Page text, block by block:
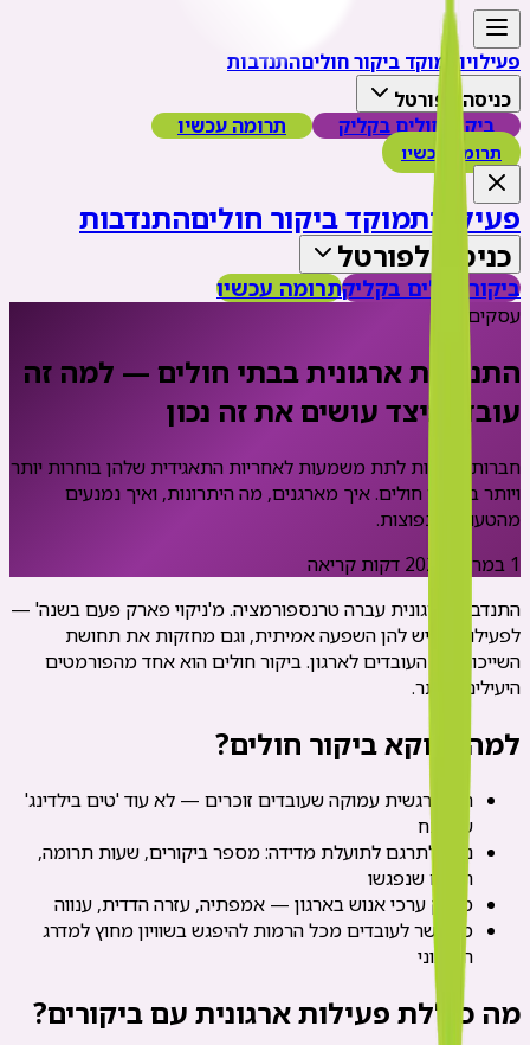
פעילויות מוקד ביקור חוליםהתנדבות
כניסה לפורטל
ביקור חולים בקליק
תרומה עכשיו
תרומה עכשיו
פעילויותמוקד ביקור חוליםהתנדבות
כניסה לפורטל
ביקור חולים בקליקתרומה עכשיו
עסקים
התנדבות ארגונית בבתי חולים — למה זה
עובד וכיצד עושים את זה נכון
חברות שרוצות לתת משמעות לאחריות התאגידית שלהן בוחרות יותר
ויותר בביקור חולים. איך מארגנים, מה היתרונות, ואיך נמנעים
מהטעויות הנפוצות.
1 במרץ 2025
דקות קריאה
התנדבות ארגונית עברה טרנספורמציה. מ'ניקוי פארק פעם בשנה' —
לפעילויות שיש להן השפעה אמיתית, וגם מחזקות את תחושת
השייכות של העובדים לארגון. ביקור חולים הוא אחד מהפורמטים
היעילים ביותר.
למה דווקא ביקור חולים?
חוויה רגשית עמוקה שעובדים זוכרים — לא עוד 'טים בילדינג'
שנשכח
ניתן לתרגם לתועלת מדידה: מספר ביקורים, שעות תרומה,
חולים שנפגשו
מחזק ערכי אנוש בארגון — אמפתיה, עזרה הדדית, ענווה
מאפשר לעובדים מכל הרמות להיפגש בשוויון מחוץ למדרג
הארגוני
מה כוללת פעילות ארגונית עם ביקורים?